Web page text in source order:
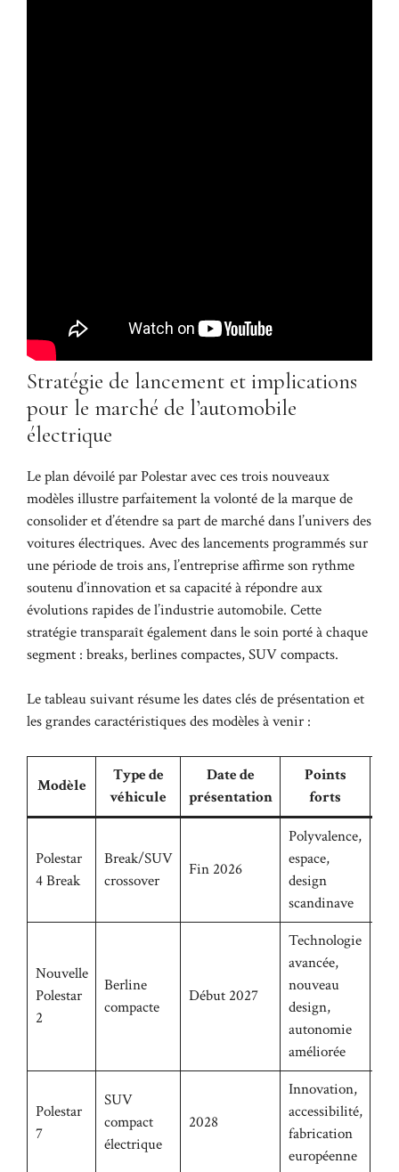
Stratégie de lancement et implications
pour le marché de l’automobile
électrique
Le plan dévoilé par Polestar avec ces trois nouveaux
modèles illustre parfaitement la volonté de la marque de
consolider et d’étendre sa part de marché dans l’univers des
voitures électriques. Avec des lancements programmés sur
une période de trois ans, l’entreprise affirme son rythme
soutenu d’innovation et sa capacité à répondre aux
évolutions rapides de l’industrie automobile. Cette
stratégie transparaît également dans le soin porté à chaque
segment : breaks, berlines compactes, SUV compacts.
Le tableau suivant résume les dates clés de présentation et
les grandes caractéristiques des modèles à venir :
Modèle
Type de
véhicule
Date de
présentation
Points
forts
Polestar
4 Break
Break/SUV
crossover
Fin 2026
Polyvalence,
espace,
design
scandinave
Nouvelle
Polestar
2
Berline
compacte
Début 2027
Technologie
avancée,
nouveau
design,
autonomie
améliorée
Polestar
7
SUV
compact
électrique
2028
Innovation,
accessibilité,
fabrication
européenne